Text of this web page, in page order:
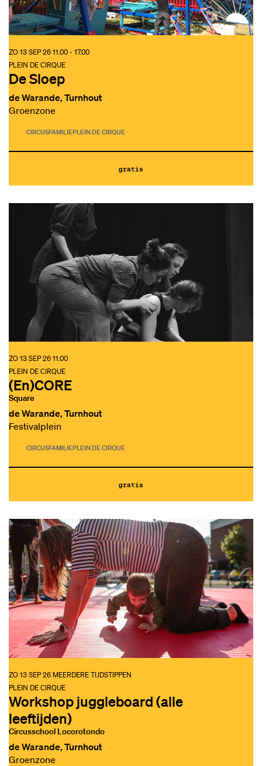
De Sloep
PLEIN DE CIRQUE
ZO 13 SEP 2611.00 - 17.00
de Warande, Turnhout
Groenzone
CIRCUSFAMILIEPLEIN DE CIRQUE
gratis
(En)CORE
Square
PLEIN DE CIRQUE
ZO 13 SEP 2611.00
de Warande, Turnhout
Festivalplein
CIRCUSFAMILIEPLEIN DE CIRQUE
gratis
Workshop juggleboard (alle
leeftijden)
Circusschool Locorotondo
PLEIN DE CIRQUE
ZO 13 SEP 26 MEERDERE TIJDSTIPPEN
de Warande, Turnhout
Groenzone